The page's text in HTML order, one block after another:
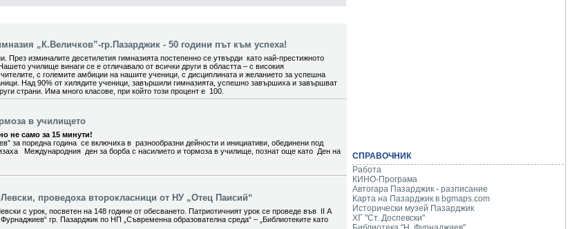
„К.Величков”-гр.Пазарджик - 50 години път към успеха!
изминалите десетилетия гимназията постепенно се утвърди като най-престижното
училище винаги се е отличавало от всички други в областта – с високия
с големите амбиции на нашите ученици, с дисциплината и желанието за успешна
Над 90% от хилядите ученици, завършили гимназията, успешно завършиха и завършват
страни. Има много класове, при който този процент е 100.
в училището
не само за 15 минути!
за поредна година се включиха в разнообразни дейности и инициативи, обединени под
Международния ден за борба с насилието и тормоза в училище, познат още като Ден на
проведоха второкласници от НУ „Отец Паисий“
с урок, посветен на 148 години от обесването. Патриотичният урок се проведе във II А
гр. Пазарджик по НП „Съвременна образователна среда“ – „Библиотеките като
СПРАВОЧНИК
Работа
КИНО-Програма
Автогара Пазарджик - разписание
Карта на Пазарджик в bgmaps.com
Исторически музей Пазарджик
ХГ "Ст. Доспевски"